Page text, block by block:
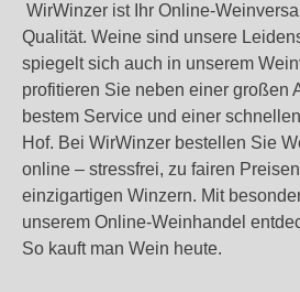
WirWinzer ist Ihr Online-
Qualität. Weine sind unsere
spiegelt sich auch in unserem
profitieren Sie neben einer großen
bestem Service und einer
Hof. Bei WirWinzer bestellen Sie
online – stressfrei, zu fairen
einzigartigen Winzern. Mit
unserem Online-Weinhandel
So kauft man Wein heute.